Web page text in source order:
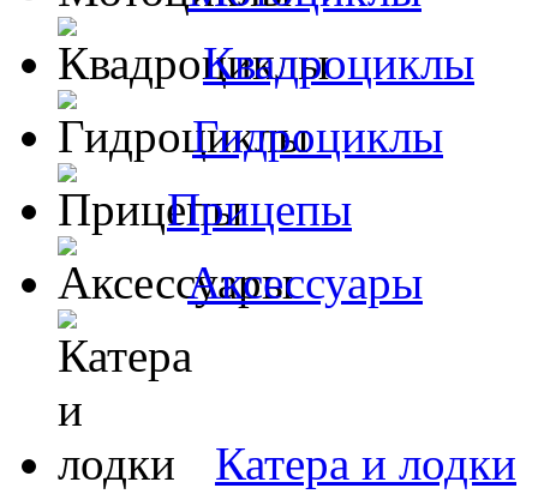
Квадроциклы
Гидроциклы
Прицепы
Аксессуары
Катера и лодки